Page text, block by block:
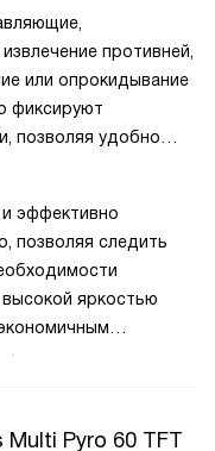
противней,
или опрокидывание
фиксируют
позволяя удобно
guides делают
особенно при
доступ
эффективно
позволяя следить
яркостью
также создают
Pyro 60 TFT